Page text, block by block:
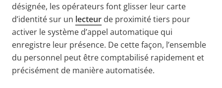
désignée, les opérateurs font glisser leur carte
d’identité sur un lecteur de proximité tiers pour
activer le système d’appel automatique qui
enregistre leur présence. De cette façon, l’ensemble
du personnel peut être comptabilisé rapidement et
précisément de manière automatisée.